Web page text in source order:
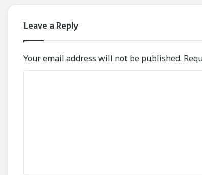
Leave a Reply
Your email address will not be published.